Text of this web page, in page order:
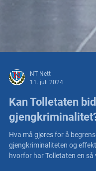
NT Nett
11. juli 2024
Kan Tolletaten
Hva må gjøres for å